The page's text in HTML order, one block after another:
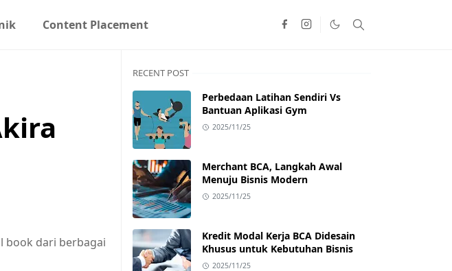
Content Placement
book dari berbagai
RECENT POST
Perbedaan Latihan Sendiri Vs
Bantuan Aplikasi Gym
2025/11/25
Merchant BCA, Langkah Awal
Menuju Bisnis Modern
2025/11/25
Kredit Modal Kerja BCA Didesain
Khusus untuk Kebutuhan Bisnis
2025/11/25